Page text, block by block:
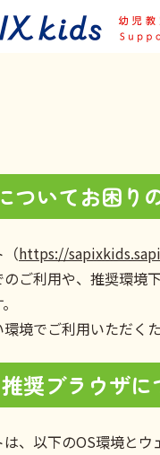
ついてお困り
（https://
ご利用や、推奨環境
境でご利用いただく
奨ブラウザに
、以下のOS環境と